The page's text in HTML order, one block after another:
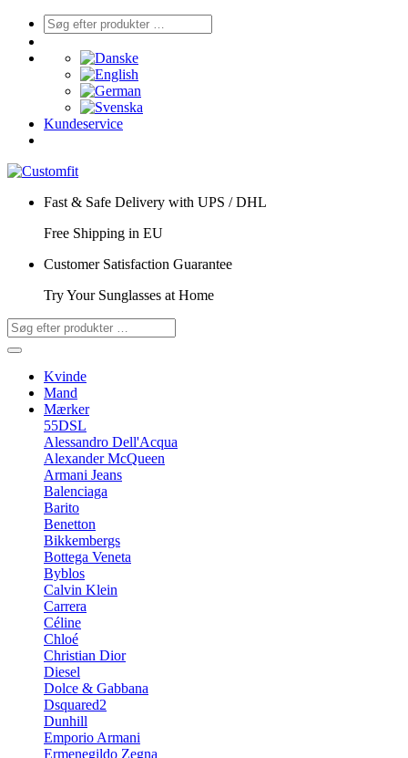
Kundeservice
Fast & Safe Delivery with UPS / DHL
Free Shipping in EU
Customer Satisfaction Guarantee
Try Your Sunglasses at Home
Kvinde
Mand
Mærker
55DSL
Alessandro Dell'Acqua
Alexander McQueen
Armani Jeans
Balenciaga
Barito
Benetton
Bikkembergs
Bottega Veneta
Byblos
Calvin Klein
Carrera
Céline
Chloé
Christian Dior
Diesel
Dolce & Gabbana
Dsquared2
Dunhill
Emporio Armani
Ermenegildo Zegna